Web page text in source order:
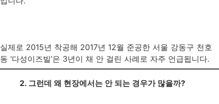
실제로 2015년 착공해 2017년 12월 준공한 서울 강동구 천호
동 ‘다성이즈빌’은 3년이 채 안 걸린 사례로 자주 언급됩니다.
2. 그런데 왜 현장에서는 안 되는 경우가 많을까?